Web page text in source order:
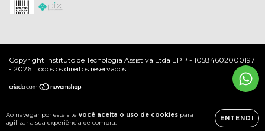
Ao navegar por este site você aceita o uso de cookies para
agilizar a sua experiência de compra.
ENTENDI
Copyright Instituto de Tecnologia Assistiva Ltda EPP - 10584602000197
- 2026. Todos os direitos reservados.